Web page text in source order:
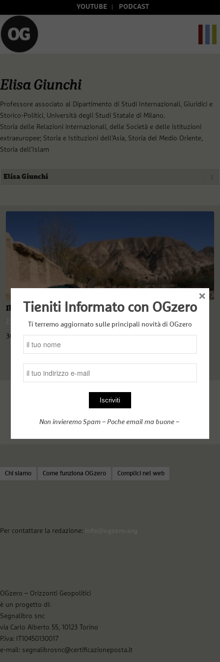
YOUTUBE PODCAST
Elisa Giunchi
Professore associato al Dipartimento di Studi Internazionali, Giuridici e
Storico-Politici, Università degli Studi Statale di Milano.
Storia delle Relazioni internazionali, delle Società e delle istituzioni
extraeuropee; Storia e Istituzioni dell’Asia, Storia del Medio Oriente,
Storia dell’Islam
Il jihad come instrumentum regni
Elisa Giunchi
30 Maggio 2020
Chi siamo Come funziona OGzero Complici nel web
Per contattare la redazione:
OGzero – Orizzonti Geopolitici
è un progetto di:
Segnalibro snc
via Carlo Alberto 55, 10123 Torino
P.iva: IT10450130017
e-mail: segnalibrosnc@certificazioneposta.it
Tieniti Informato con OGzero
Ti terremo aggiornato sulle principali novità di OGzero
Non invieremo Spam – Poche email ma buone –
×